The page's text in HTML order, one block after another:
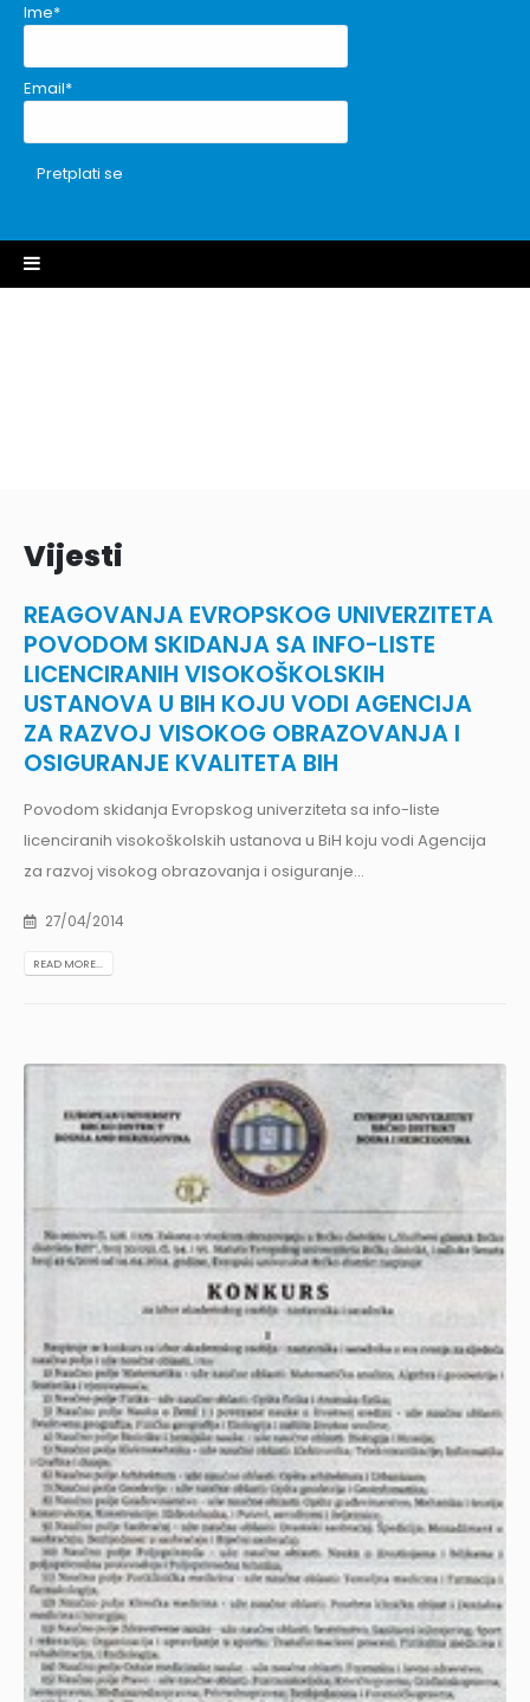
Ime*
Email*
Vijesti
REAGOVANJA EVROPSKOG UNIVERZITETA
POVODOM SKIDANJA SA INFO-LISTE
LICENCIRANIH VISOKOŠKOLSKIH
USTANOVA U BIH KOJU VODI AGENCIJA
ZA RAZVOJ VISOKOG OBRAZOVANJA I
OSIGURANJE KVALITETA BIH
Povodom skidanja Evropskog univerziteta sa info-liste
licenciranih visokoškolskih ustanova u BiH koju vodi Agencija
za razvoj visokog obrazovanja i osiguranje...
27/04/2014
READ MORE...